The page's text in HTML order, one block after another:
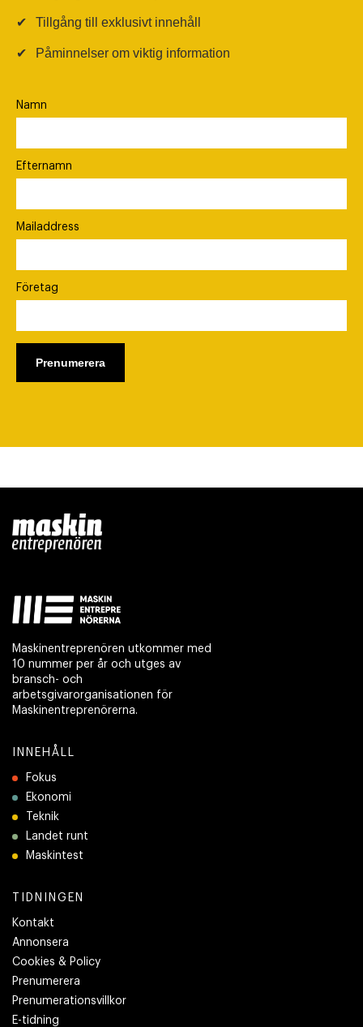
✔ Tillgång till exklusivt innehåll
✔ Påminnelser om viktig information
Namn
Efternamn
Mailaddress
Företag
Maskinentreprenören utkommer med
10 nummer per år och utges av
bransch- och
arbetsgivarorganisationen för
Maskinentreprenörerna.
INNEHÅLL
Fokus
Ekonomi
Teknik
Landet runt
Maskintest
TIDNINGEN
Kontakt
Annonsera
Cookies & Policy
Prenumerera
Prenumerationsvillkor
E-tidning